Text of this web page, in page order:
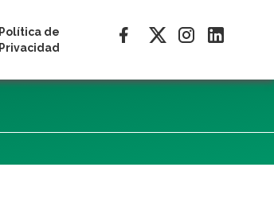
Política de
Privacidad